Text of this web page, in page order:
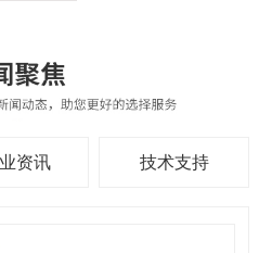
资讯 技术支持